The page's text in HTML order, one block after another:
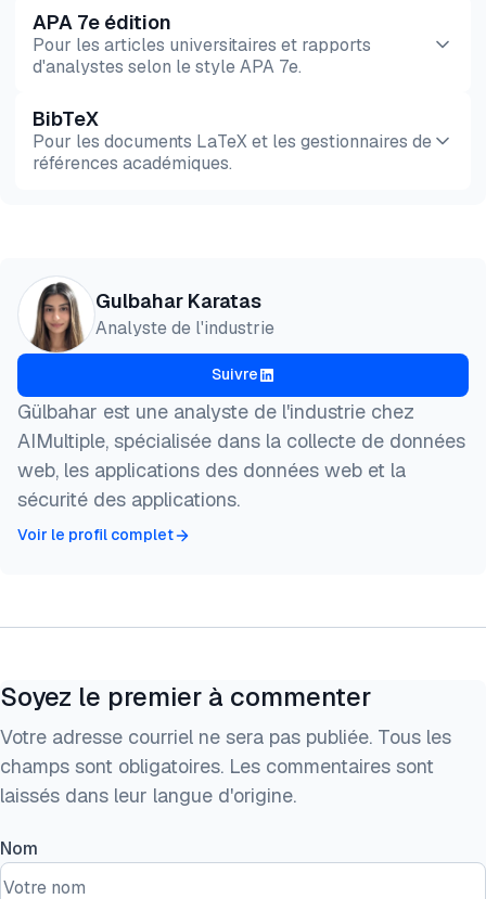
APA 7e édition
Pour les articles universitaires et rapports
d'analystes selon le style APA 7e.
Aperçu HTML Copier
BibTeX
Pour les documents LaTeX et les gestionnaires de
références académiques.
@misc{karatas2026,
  author = {Karatas, Gulbahar},
title  = {{Meilleures alternatives à
  year   = {2026},
howpublished    = {\url{https://aimultiple.com/
  note   = {AIMultiple. Consulté le 3 Juin 2026}
}
Gulbahar Karatas
Analyste de l'industrie
Suivre
Gülbahar est une analyste de l'industrie chez
AIMultiple, spécialisée dans la collecte de données
web, les applications des données web et la
sécurité des applications.
Voir le profil complet
Soyez le premier à commenter
Votre adresse courriel ne sera pas publiée. Tous les
champs sont obligatoires. Les commentaires sont
laissés dans leur langue d'origine.
Nom